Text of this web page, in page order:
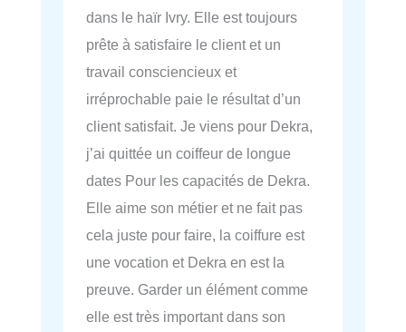
dans le haïr Ivry. Elle est toujours
prête à satisfaire le client et un
travail consciencieux et
irréprochable paie le résultat d’un
client satisfait. Je viens pour Dekra,
j’ai quittée un coiffeur de longue
dates Pour les capacités de Dekra.
Elle aime son métier et ne fait pas
cela juste pour faire, la coiffure est
une vocation et Dekra en est la
preuve. Garder un élément comme
elle est très important dans son